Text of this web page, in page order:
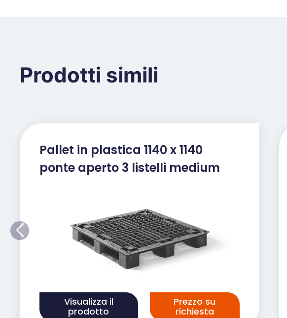
Prodotti simili
Pallet in plastica 1140 x 1140
ponte aperto 3 listelli medium
Visualizza il
prodotto
Prezzo su
richiesta